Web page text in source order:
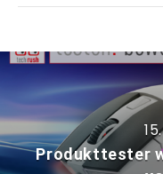
Produkttester